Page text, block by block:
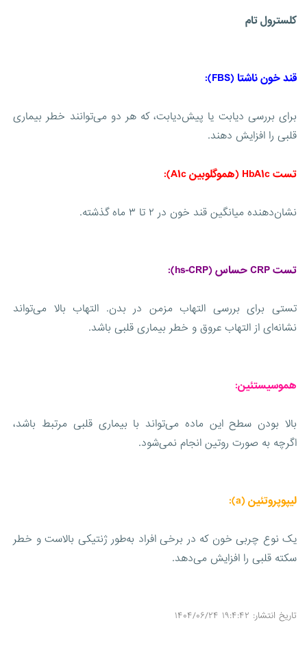
کلسترول تام
قند خون ناشتا (FBS):
برای بررسی دیابت یا پیش‌دیابت، که هر دو می‌توانند خطر بیماری
قلبی را افزایش دهند.
تست HbA۱c (هموگلوبین A۱c):
نشان‌دهنده میانگین قند خون در ۲ تا ۳ ماه گذشته.
تست CRP حساس (hs-CRP):
تستی برای بررسی التهاب مزمن در بدن. التهاب بالا می‌تواند
نشانه‌ای از التهاب عروق و خطر بیماری قلبی باشد.
هموسیستئین:
بالا بودن سطح این ماده می‌تواند با بیماری قلبی مرتبط باشد،
اگرچه به صورت روتین انجام نمی‌شود.
لیپوپروتئین (a):
یک نوع چربی خون که در برخی افراد به‌طور ژنتیکی بالاست و خطر
سکته قلبی را افزایش می‌دهد.
تاریخ انتشار: ۱۹:۴:۴۲ ۱۴۰۴/۰۶/۲۴